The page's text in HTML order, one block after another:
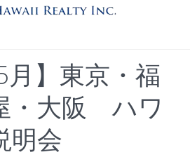
月】東京・福
・大阪 ハワ
明会